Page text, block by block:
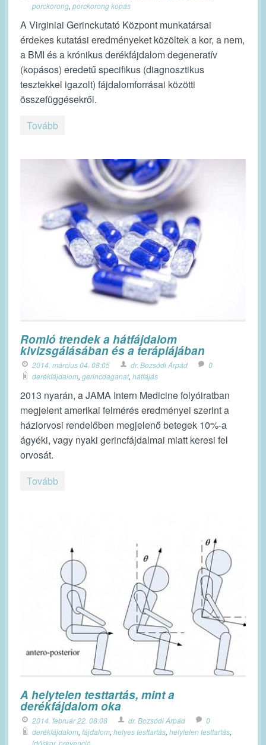
porckorong, porckorong kopás
A Virginiai Gerinckutató Központ munkatársai
érdekes kutatási eredményeket közöltek a kor, a nem,
a BMI és a krónikus derékfájdalom degeneratív
(kopásos) eredetű specifikus (diagnosztikus
tesztekkel igazolt) fájdalomforrásai közötti
összefüggésekről.
Tovább
Romló trendek a hátfájdalom
kivizsgálásában és a terápiájában
2014. március 04. 08:05 dr. Bozsódi Árpád
0
derékfájdalom, gerincdaganat, hátfájás
2013 nyarán, a JAMA Intern Medicine folyóiratban
megjelent amerikai felmérés eredményei szerint a
háziorvosi rendelőben megjelenő betegek 10%-a
ágyéki, vagy nyaki gerincfájdalmai miatt keresi fel
orvosát.
Tovább
A helytelen testtartás, mint a
derékfájdalom oka
2014. február 22. 08:08 dr. Bozsódi Árpád
0
derékfájdalom, fájdalom, helyes testtartás, helytelen testtartás,
időskor, prevenció